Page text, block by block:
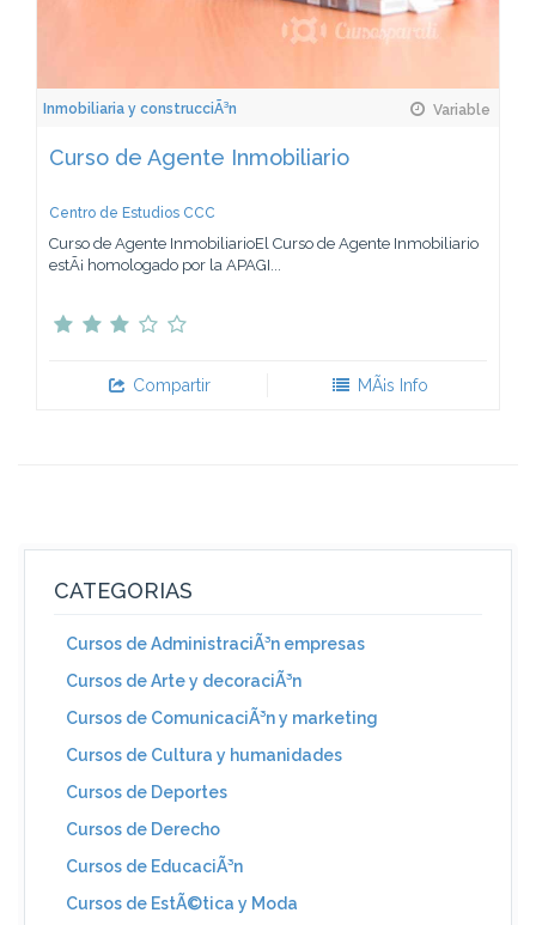
Inmobiliaria y construcciÃ³n Variable
Curso de Agente Inmobiliario
Centro de Estudios CCC
Curso de Agente InmobiliarioEl Curso de Agente Inmobiliario
estÃ¡ homologado por la APAGI...
Compartir MÃ¡s Info
CATEGORIAS
Cursos de AdministraciÃ³n empresas
Cursos de Arte y decoraciÃ³n
Cursos de ComunicaciÃ³n y marketing
Cursos de Cultura y humanidades
Cursos de Deportes
Cursos de Derecho
Cursos de EducaciÃ³n
Cursos de EstÃ©tica y Moda